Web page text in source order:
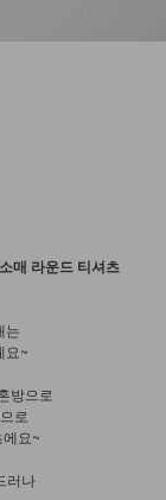
매 라운드 티셔츠
는
요~
방으로
로
요~
러나